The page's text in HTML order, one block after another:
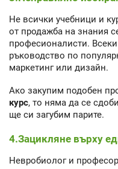
Не всички учебници и
от продажба на знания
професионалисти.
ръководство по
маркетинг или дизайн.
Ако закупим подобен
курс, то няма да се
ще си загубим парите.
4.Зацикляне върху
Невробиолог и